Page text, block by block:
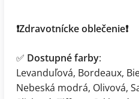
❗️Zdravotnícke oblečenie❗️
✅ Dostupné farby:
Levanduľová, Bordeaux,
Nebeská modrá, Olivová,